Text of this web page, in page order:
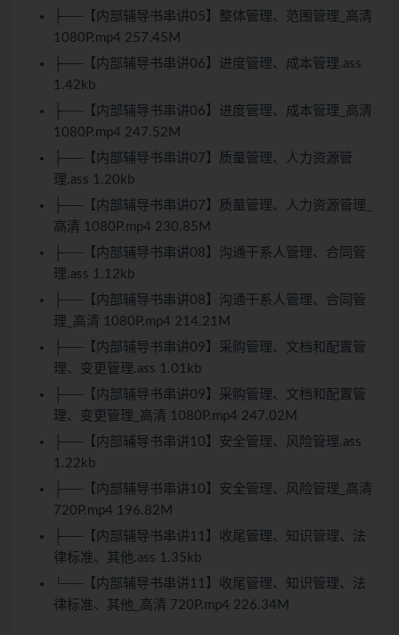
├──【内部辅导书串讲05】整体管理、范围管理_高清
1080P.mp4 257.45M
├──【内部辅导书串讲06】进度管理、成本管理.ass
1.42kb
├──【内部辅导书串讲06】进度管理、成本管理_高清
1080P.mp4 247.52M
├──【内部辅导书串讲07】质量管理、人力资源管
理.ass 1.20kb
├──【内部辅导书串讲07】质量管理、人力资源管理_
高清 1080P.mp4 230.85M
├──【内部辅导书串讲08】沟通干系人管理、合同管
理.ass 1.12kb
├──【内部辅导书串讲08】沟通干系人管理、合同管
理_高清 1080P.mp4 214.21M
├──【内部辅导书串讲09】采购管理、文档和配置管
理、变更管理.ass 1.01kb
├──【内部辅导书串讲09】采购管理、文档和配置管
理、变更管理_高清 1080P.mp4 247.02M
├──【内部辅导书串讲10】安全管理、风险管理.ass
1.22kb
├──【内部辅导书串讲10】安全管理、风险管理_高清
720P.mp4 196.82M
├──【内部辅导书串讲11】收尾管理、知识管理、法
律标准、其他.ass 1.35kb
└──【内部辅导书串讲11】收尾管理、知识管理、法
律标准、其他_高清 720P.mp4 226.34M